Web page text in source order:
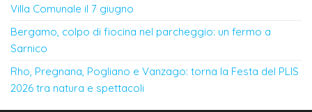
Villa Comunale il 7 giugno
Bergamo, colpo di fiocina nel parcheggio: un fermo a
Sarnico
Rho, Pregnana, Pogliano e Vanzago: torna la Festa del PLIS
2026 tra natura e spettacoli